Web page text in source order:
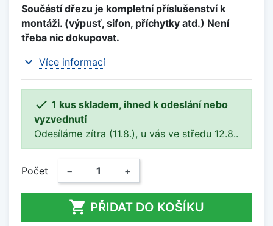
Součástí dřezu je kompletní příslušenství k
montáži. (výpusť, sifon, příchytky atd.) Není
třeba nic dokupovat.
expand_more Více informací
 1 kus skladem, ihned k odeslání nebo
vyzvednutí
Odesíláme zítra (11.8.), u vás ve středu 12.8..
Počet − +
 PŘIDAT DO KOŠÍKU